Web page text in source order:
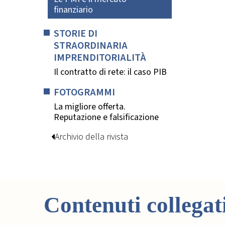
finanziario
STORIE DI
STRAORDINARIA
IMPRENDITORIALITÀ
Il contratto di rete: il caso PIB
FOTOGRAMMI
La migliore offerta.
Reputazione e falsificazione
Archivio della rivista
Contenuti